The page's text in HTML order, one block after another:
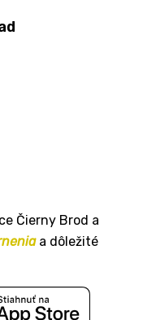
Čierny Brod a
a dôležité